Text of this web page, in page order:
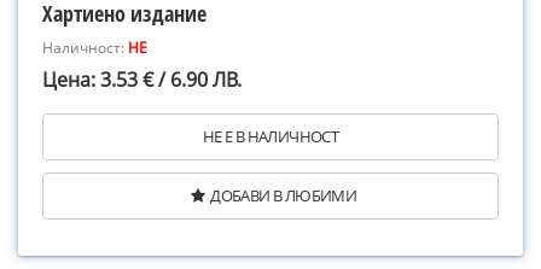
Хартиено издание
Наличност: НЕ
Цена: 3.53 € / 6.90 ЛВ.
НЕ Е В НАЛИЧНОСТ
ДОБАВИ В ЛЮБИМИ